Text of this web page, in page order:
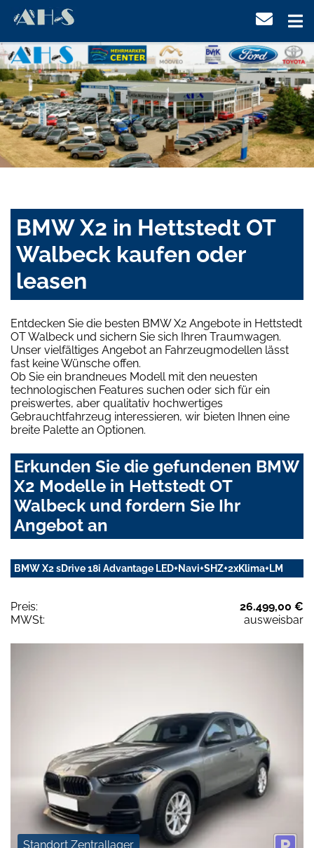
BMW X2 in Hettstedt OT
Walbeck kaufen oder
leasen
Entdecken Sie die besten BMW X2 Angebote in Hettstedt
OT Walbeck und sichern Sie sich Ihren Traumwagen.
Unser vielfältiges Angebot an Fahrzeugmodellen lässt
fast keine Wünsche offen.
Ob Sie ein brandneues Modell mit den neuesten
technologischen Features suchen oder sich für ein
preiswertes, aber qualitativ hochwertiges
Gebrauchtfahrzeug interessieren, wir bieten Ihnen eine
breite Palette an Optionen.
Erkunden Sie die gefundenen BMW
X2 Modelle in Hettstedt OT
Walbeck und fordern Sie Ihr
Angebot an
BMW X2 sDrive 18i Advantage LED+Navi+SHZ+2xKlima+LM
Preis:
26.499,00 €
MWSt:
ausweisbar
Standort Zentrallager